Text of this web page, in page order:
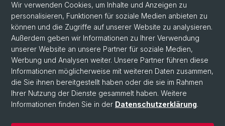
DGW: Facebook
DGW: Newsletter
© Universität Basel
Philosophisch-Historische Fakultät
Departement Gesellschaftswissenschaften
Home
Wir verwenden Cookies, um Inhalte und Anzeigen zu
personalisieren, Funktionen für soziale Medien anbieten zu
können und die Zugriffe auf unserer Website zu analysieren.
Außerdem geben wir Informationen zu Ihrer Verwendung
unserer Website an unsere Partner für soziale Medien,
Werbung und Analysen weiter. Unsere Partner führen diese
Informationen möglicherweise mit weiteren Daten zusammen,
die Sie ihnen bereitgestellt haben oder die sie im Rahmen
Ihrer Nutzung der Dienste gesammelt haben. Weitere
Informationen finden Sie in der Datenschutzerklärung.